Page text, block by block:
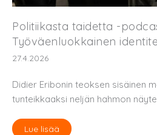
Politiikasta taidetta -
Työväenluokkainen
27.4.2026
Didier Eribonin teoksen sisäinen
tunteikkaaksi neljän hahmon
Lue lisää